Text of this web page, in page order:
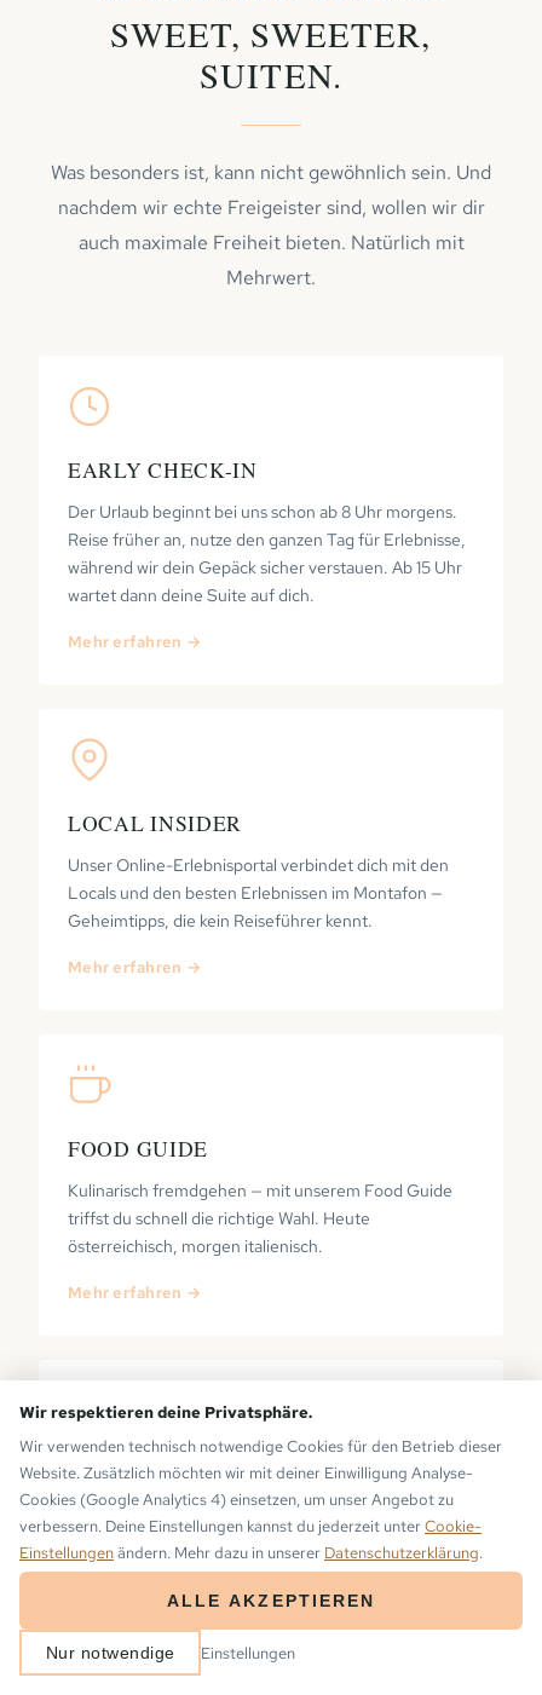
SWEET, SWEETER,
SUITEN.
Was besonders ist, kann nicht gewöhnlich sein. Und
nachdem wir echte Freigeister sind, wollen wir dir
auch maximale Freiheit bieten. Natürlich mit
Mehrwert.
EARLY CHECK-IN
Der Urlaub beginnt bei uns schon ab 8 Uhr morgens.
Reise früher an, nutze den ganzen Tag für Erlebnisse,
während wir dein Gepäck sicher verstauen. Ab 15 Uhr
wartet dann deine Suite auf dich.
Mehr erfahren →
LOCAL INSIDER
Unser Online-Erlebnisportal verbindet dich mit den
Locals und den besten Erlebnissen im Montafon —
Geheimtipps, die kein Reiseführer kennt.
Mehr erfahren →
FOOD GUIDE
Kulinarisch fremdgehen — mit unserem Food Guide
triffst du schnell die richtige Wahl. Heute
österreichisch, morgen italienisch.
Mehr erfahren →
PRIVATE SAUNA
Deine eigene Sauna auf dem Balkon — mit Blick auf die
Montafoner Bergwelt. Keine Wartezeiten, keine
Öffnungszeiten.
− 2 +
ANREISE
Wir respektieren deine Privatsphäre.
Wir verwenden technisch notwendige Cookies für den Betrieb dieser
Website. Zusätzlich möchten wir mit deiner Einwilligung Analyse-
Cookies (Google Analytics 4) einsetzen, um unser Angebot zu
verbessern. Deine Einstellungen kannst du jederzeit unter Cookie-
Einstellungenändern. Mehr dazu in unserer Datenschutzerklärung.
ALLE AKZEPTIEREN
Nur notwendige Einstellungen